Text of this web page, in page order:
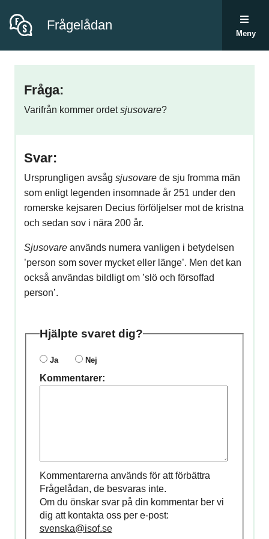
Frågelådan
Meny
Fråga:
Varifrån kommer ordetsjusovare?
Svar:
Ursprungligen avsåg sjusovare de sju fromma män
som enligt legenden insomnade år 251 under den
romerske kejsaren Decius förföljelser mot de kristna
och sedan sov i nära 200 år.
Sjusovare används numera vanligen i betydelsen
’person som sover mycket eller länge’. Men det kan
också användas bildligt om ’slö och försoffad
person’.
Hjälpte svaret dig?
Ja Nej
Kommentarer:
Kommentarerna används för att förbättra
Frågelådan, de besvaras inte.
Om du önskar svar på din kommentar ber vi
dig att kontakta oss per e-post:
svenska@isof.se